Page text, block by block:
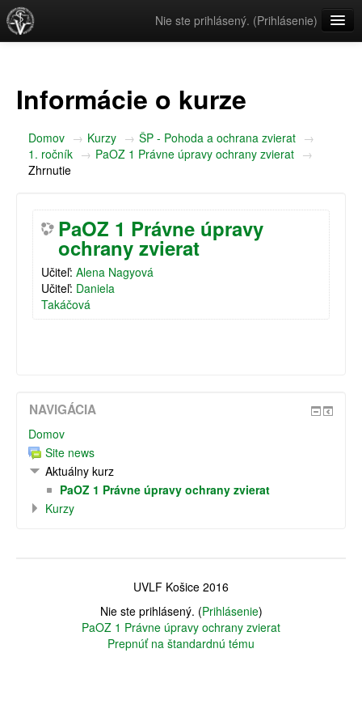
Nie ste prihlásený. (Prihlásenie)
Informácie o kurze
Domov → Kurzy → ŠP - Pohoda a ochrana zvierat →
1. ročník → PaOZ 1 Právne úpravy ochrany zvierat →
Zhrnutie
PaOZ 1 Právne úpravy
ochrany zvierat
Učiteľ: Alena Nagyová
Učiteľ: Daniela
Takáčová
NAVIGÁCIA
Domov
Site news
Aktuálny kurz
PaOZ 1 Právne úpravy ochrany zvierat
Kurzy
UVLF Košice 2016
Nie ste prihlásený. (Prihlásenie)
PaOZ 1 Právne úpravy ochrany zvierat
Prepnúť na štandardnú tému